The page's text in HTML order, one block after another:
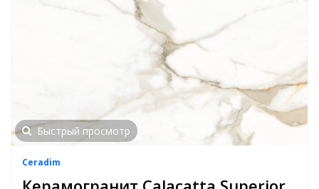
Быстрый просмотр
Ceradim